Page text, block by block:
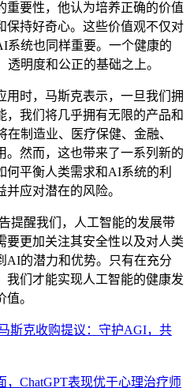
重要性，他认为培养正确的价值
保持好奇心。这些价值观不仅对
系统也同样重要。一个健康的
明度和公正的基础之上。
时，马斯克表示，一旦我们拥
，我们将几乎拥有无限的产品和
制造业、医疗保健、金融、
。然而，这也带来了一系列新的
平衡人类需求和AI系统的利
应对潜在的风险。
醒我们，人工智能的发展带
要更加关注其安全性以及对人类
AI的潜力和优势。只有在充分
我们才能实现人工智能的健康发
。
斯克收购提议：守护AGI，共
，ChatGPT表现优于心理治疗师